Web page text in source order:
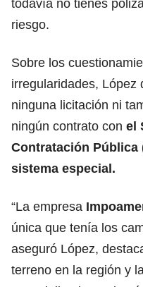
todavía no tienes
riesgo.
Sobre los
irregularidades, López
ninguna licitación ni
ningún contrato con el
Contratación Pública
sistema especial.
“La empresa
única que tenía los
aseguró López,
terreno en la región y